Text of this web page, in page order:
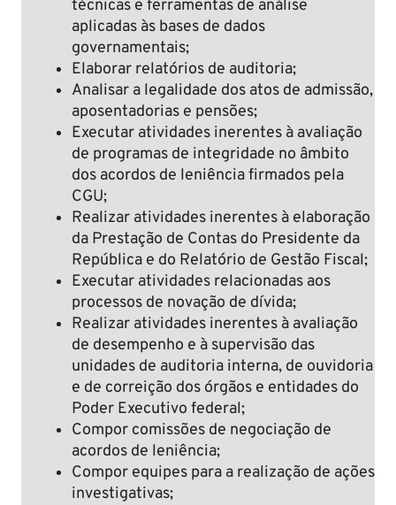
técnicas e ferramentas de análise
aplicadas às bases de dados
governamentais;
Elaborar relatórios de auditoria;
Analisar a legalidade dos atos de admissão,
aposentadorias e pensões;
Executar atividades inerentes à avaliação
de programas de integridade no âmbito
dos acordos de leniência firmados pela
CGU;
Realizar atividades inerentes à elaboração
da Prestação de Contas do Presidente da
República e do Relatório de Gestão Fiscal;
Executar atividades relacionadas aos
processos de novação de dívida;
Realizar atividades inerentes à avaliação
de desempenho e à supervisão das
unidades de auditoria interna, de ouvidoria
e de correição dos órgãos e entidades do
Poder Executivo federal;
Compor comissões de negociação de
acordos de leniência;
Compor equipes para a realização de ações
investigativas;